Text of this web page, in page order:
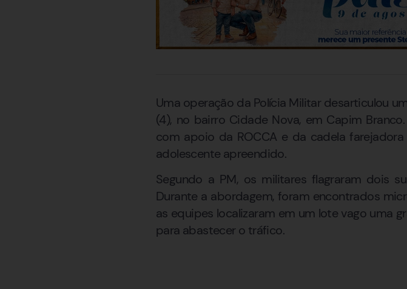
Uma operação da Polícia Militar desarticulou
(4), no bairro Cidade Nova, em Capim
com apoio da ROCCA e da cadela
adolescente apreendido.
Segundo a PM, os militares flagraram dois
Durante a abordagem, foram encontrados
as equipes localizaram em um lote vago uma
para abastecer o tráfico.